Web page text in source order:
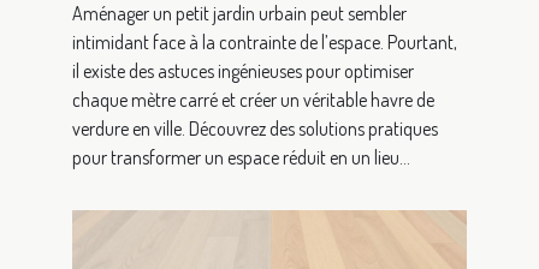
Aménager un petit jardin urbain peut sembler
intimidant face à la contrainte de l’espace. Pourtant,
il existe des astuces ingénieuses pour optimiser
chaque mètre carré et créer un véritable havre de
verdure en ville. Découvrez des solutions pratiques
pour transformer un espace réduit en un lieu...